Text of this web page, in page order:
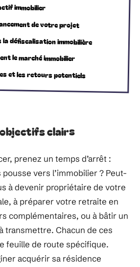
immobilier
de votre projet
la défiscalisation immobilière
le marché immobilier
et les retours potentiels
clairs
prenez un temps d’arrêt :
pousse vers l’immobilier ? Peut-
à devenir propriétaire de votre
à préparer votre retraite en
complémentaires, ou à bâtir un
transmettre. Chacun de ces
feuille de route spécifique.
acquérir sa résidence